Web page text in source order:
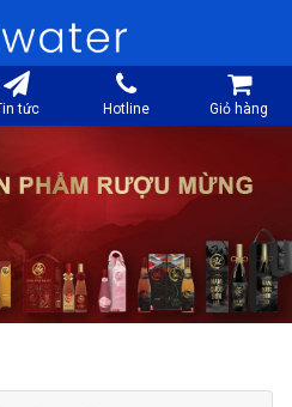
tức Hotline Giỏ hàng